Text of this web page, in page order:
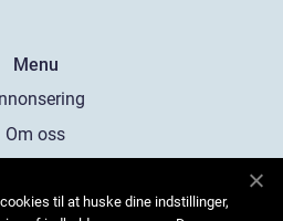
Menu
Om oss
oss
til at huske dine indstillinger,